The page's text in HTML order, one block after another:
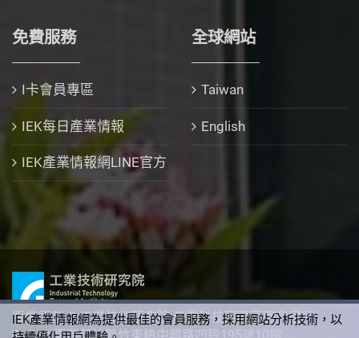
免費服務
I卡會員專區
IEK每日產業情報
IEK產業情報網LINE官方
全球網站
Taiwan
English
版權所有 © 工業技術研究院 產業科技國際策略發展所
IEK產業情報網為提供最佳的會員服務，採用網站分析技術，以